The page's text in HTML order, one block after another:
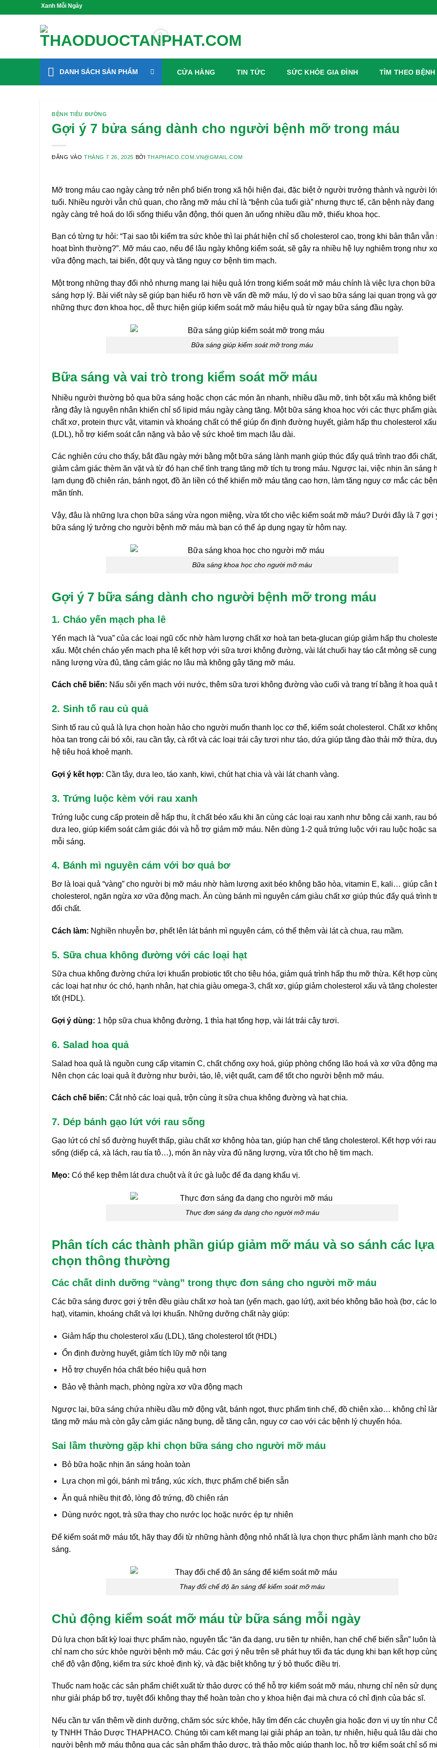
Xanh Mỗi Ngày
DANH SÁCH SẢN PHẨM CỬA HÀNG TIN TỨC SỨC KHỎE GIA ĐÌNH TÌM THEO BỆNH
BỆNH TIỂU ĐƯỜNG
Gợi ý 7 bửa sáng dành cho người bệnh mỡ trong máu
ĐĂNG VÀOTHÁNG 7 26, 2025 BỞI THAPHACO.COM.VN@GMAIL.COM
Mỡ trong máu cao ngày càng trở nên phổ biến trong xã hội hiện đại, đặc biệt ở người trưởng thành và người
tuổi. Nhiều người vẫn chủ quan, cho rằng mỡ máu chỉ là “bệnh của tuổi già” nhưng thực tế, căn bệnh này đang
ngày càng trẻ hoá do lối sống thiếu vận động, thói quen ăn uống nhiều dầu mỡ, thiếu khoa học.
Bạn có từng tự hỏi: “Tại sao tôi kiểm tra sức khỏe thì lại phát hiện chỉ số cholesterol cao, trong khi bản thân vẫn
hoạt bình thường?”. Mỡ máu cao, nếu để lâu ngày không kiểm soát, sẽ gây ra nhiều hệ lụy nghiêm trọng như
vữa động mạch, tai biến, đột quỵ và tăng nguy cơ bệnh tim mạch.
Một trong những thay đổi nhỏ nhưng mang lại hiệu quả lớn trong kiểm soát mỡ máu chính là việc lựa chọn bữa
sáng hợp lý. Bài viết này sẽ giúp bạn hiểu rõ hơn về vấn đề mỡ máu, lý do vì sao bữa sáng lại quan trọng và
những thực đơn khoa học, dễ thực hiện giúp kiểm soát mỡ máu hiệu quả từ ngay bữa sáng đầu ngày.
Bữa sáng giúp kiểm soát mỡ trong máu
Bữa sáng và vai trò trong kiểm soát mỡ máu
Nhiều người thường bỏ qua bữa sáng hoặc chọn các món ăn nhanh, nhiều dầu mỡ, tinh bột xấu mà không biết
rằng đây là nguyên nhân khiến chỉ số lipid máu ngày càng tăng. Một bữa sáng khoa học với các thực phẩm
chất xơ, protein thực vật, vitamin và khoáng chất có thể giúp ổn định đường huyết, giảm hấp thu cholesterol xấu
(LDL), hỗ trợ kiểm soát cân nặng và bảo vệ sức khoẻ tim mạch lâu dài.
Các nghiên cứu cho thấy, bắt đầu ngày mới bằng một bữa sáng lành mạnh giúp thúc đẩy quá trình trao đổi chất,
giảm cảm giác thèm ăn vặt và từ đó hạn chế tình trạng tăng mỡ tích tụ trong máu. Ngược lại, việc nhịn ăn sáng
lạm dụng đồ chiên rán, bánh ngọt, đồ ăn liền có thể khiến mỡ máu tăng cao hơn, làm tăng nguy cơ mắc các
mãn tính.
Vậy, đâu là những lựa chọn bữa sáng vừa ngon miệng, vừa tốt cho việc kiểm soát mỡ máu? Dưới đây là 7 gợi
bữa sáng lý tưởng cho người bệnh mỡ máu mà bạn có thể áp dụng ngay từ hôm nay.
Bữa sáng khoa học cho người mỡ máu
Gợi ý 7 bữa sáng dành cho người bệnh mỡ trong máu
1. Cháo yến mạch pha lê
Yến mạch là “vua” của các loại ngũ cốc nhờ hàm lượng chất xơ hoà tan beta-glucan giúp giảm hấp thu
xấu. Một chén cháo yến mạch pha lê kết hợp với sữa tươi không đường, vài lát chuối hay táo cắt mỏng sẽ
năng lượng vừa đủ, tăng cảm giác no lâu mà không gây tăng mỡ máu.
Cách chế biến: Nấu sôi yến mạch với nước, thêm sữa tươi không đường vào cuối và trang trí bằng ít hoa quả
2. Sinh tố rau củ quả
Sinh tố rau củ quả là lựa chọn hoàn hảo cho người muốn thanh lọc cơ thể, kiểm soát cholesterol. Chất xơ
hòa tan trong cải bó xôi, rau cần tây, cà rốt và các loại trái cây tươi như táo, dứa giúp tăng đào thải mỡ thừa,
hệ tiêu hoá khoẻ mạnh.
Gợi ý kết hợp: Cần tây, dưa leo, táo xanh, kiwi, chút hạt chia và vài lát chanh vàng.
3. Trứng luộc kèm với rau xanh
Trứng luộc cung cấp protein dễ hấp thu, ít chất béo xấu khi ăn cùng các loại rau xanh như bông cải xanh, rau
dưa leo, giúp kiểm soát cảm giác đói và hỗ trợ giảm mỡ máu. Nên dùng 1-2 quả trứng luộc với rau luộc hoặc
mỗi sáng.
4. Bánh mì nguyên cám với bơ quả bơ
Bơ là loại quả “vàng” cho người bị mỡ máu nhờ hàm lượng axit béo không bão hòa, vitamin E, kali… giúp cân
cholesterol, ngăn ngừa xơ vữa động mạch. Ăn cùng bánh mì nguyên cám giàu chất xơ giúp thúc đẩy quá trình
đổi chất.
Cách làm: Nghiền nhuyễn bơ, phết lên lát bánh mì nguyên cám, có thể thêm vài lát cà chua, rau mầm.
5. Sữa chua không đường với các loại hạt
Sữa chua không đường chứa lợi khuẩn probiotic tốt cho tiêu hóa, giảm quá trình hấp thu mỡ thừa. Kết hợp
các loại hạt như óc chó, hạnh nhân, hạt chia giàu omega-3, chất xơ, giúp giảm cholesterol xấu và tăng
tốt (HDL).
Gợi ý dùng: 1 hộp sữa chua không đường, 1 thìa hạt tổng hợp, vài lát trái cây tươi.
6. Salad hoa quả
Salad hoa quả là nguồn cung cấp vitamin C, chất chống oxy hoá, giúp phòng chống lão hoá và xơ vữa động
Nên chọn các loại quả ít đường như bưởi, táo, lê, việt quất, cam để tốt cho người bệnh mỡ máu.
Cách chế biến: Cắt nhỏ các loại quả, trộn cùng ít sữa chua không đường và hạt chia.
7. Dép bánh gạo lứt với rau sống
Gạo lứt có chỉ số đường huyết thấp, giàu chất xơ không hòa tan, giúp hạn chế tăng cholesterol. Kết hợp với rau
sống (diếp cá, xà lách, rau tía tô…), món ăn này vừa đủ năng lượng, vừa tốt cho hệ tim mạch.
Mẹo: Có thể kẹp thêm lát dưa chuột và ít ức gà luộc để đa dạng khẩu vị.
Thực đơn sáng đa dạng cho người mỡ máu
Phân tích các thành phần giúp giảm mỡ máu và so sánh các lựa
chọn thông thường
Các chất dinh dưỡng “vàng” trong thực đơn sáng cho người mỡ máu
Các bữa sáng được gợi ý trên đều giàu chất xơ hoà tan (yến mạch, gạo lứt), axit béo không bão hoà (bơ, các
hạt), vitamin, khoáng chất và lợi khuẩn. Những dưỡng chất này giúp:
Giảm hấp thu cholesterol xấu (LDL), tăng cholesterol tốt (HDL)
Ổn định đường huyết, giảm tích lũy mỡ nội tạng
Hỗ trợ chuyển hóa chất béo hiệu quả hơn
Bảo vệ thành mạch, phòng ngừa xơ vữa động mạch
Ngược lại, bữa sáng chứa nhiều dầu mỡ động vật, bánh ngọt, thực phẩm tinh chế, đồ chiên xào… không chỉ
tăng mỡ máu mà còn gây cảm giác nặng bụng, dễ tăng cân, nguy cơ cao với các bệnh lý chuyển hóa.
Sai lầm thường gặp khi chọn bữa sáng cho người mỡ máu
Bỏ bữa hoặc nhịn ăn sáng hoàn toàn
Lựa chọn mì gói, bánh mì trắng, xúc xích, thực phẩm chế biến sẵn
Ăn quá nhiều thịt đỏ, lòng đỏ trứng, đồ chiên rán
Dùng nước ngọt, trà sữa thay cho nước lọc hoặc nước ép tự nhiên
Để kiểm soát mỡ máu tốt, hãy thay đổi từ những hành động nhỏ nhất là lựa chọn thực phẩm lành mạnh cho
sáng.
Thay đổi chế độ ăn sáng để kiểm soát mỡ máu
Chủ động kiểm soát mỡ máu từ bữa sáng mỗi ngày
Dù lựa chọn bất kỳ loại thực phẩm nào, nguyên tắc “ăn đa dạng, ưu tiên tự nhiên, hạn chế chế biến sẵn” luôn
chỉ nam cho sức khỏe người bệnh mỡ máu. Các gợi ý nêu trên sẽ phát huy tối đa tác dụng khi bạn kết hợp
chế độ vận động, kiểm tra sức khoẻ định kỳ, và đặc biệt không tự ý bỏ thuốc điều trị.
Thuốc nam hoặc các sản phẩm chiết xuất từ thảo dược có thể hỗ trợ kiểm soát mỡ máu, nhưng chỉ nên sử
như giải pháp bổ trợ, tuyệt đối không thay thế hoàn toàn cho y khoa hiện đại mà chưa có chỉ định của bác sĩ.
Nếu cần tư vấn thêm về dinh dưỡng, chăm sóc sức khỏe, hãy tìm đến các chuyên gia hoặc đơn vị uy tín như
ty TNHH Thảo Dược THAPHACO. Chúng tôi cam kết mang lại giải pháp an toàn, tự nhiên, hiệu quả lâu dài cho
người bệnh mỡ máu thông qua các sản phẩm thảo dược, trà thảo mộc giúp thanh lọc, hỗ trợ kiểm soát chỉ số